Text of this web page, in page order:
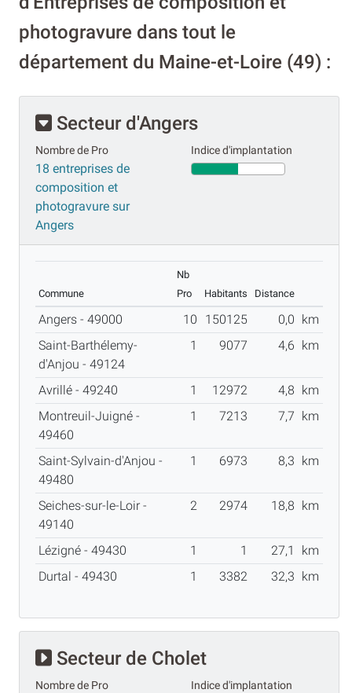
photogravure dans tout le
département du Maine-et-Loire (49) :
Secteur d'Angers
Nombre de Pro
18 entreprises de
composition et
photogravure sur
Angers
Indice d'implantation
Commune
Nb
Pro
Habitants Distance
Angers - 49000 10 150125 0,0 km
Saint-Barthélemy-
d'Anjou - 49124
1 9077 4,6 km
Avrillé - 49240 1 12972 4,8 km
Montreuil-Juigné -
49460
1 7213 7,7 km
Saint-Sylvain-d'Anjou -
49480
1 6973 8,3 km
Seiches-sur-le-Loir -
49140
2 2974 18,8 km
Lézigné - 49430 1 1 27,1
km
Durtal - 49430
1 3382 32,3 km
Secteur de Cholet
Nombre de Pro Indice d'implantation